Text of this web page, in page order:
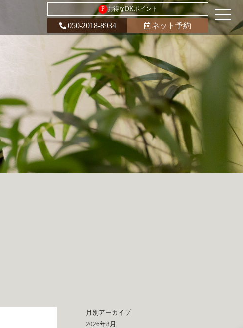
P お得なDKポイント
050-2018-8934 ネット予約
月別アーカイブ
2026年8月